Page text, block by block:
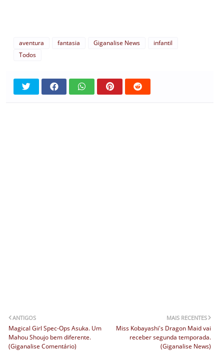
aventura fantasia Giganalise News
infantil
Todos
MAIS RECENTES
Miss Kobayashi's Dragon Maid vai
receber segunda temporada.
(Giganalise News)
ANTIGOS
Magical Girl Spec-Ops Asuka. Um
Mahou Shoujo bem diferente.
(Giganalise Comentário)